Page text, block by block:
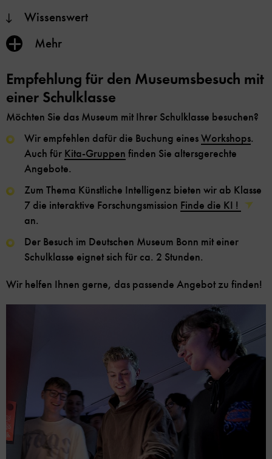
Wissenswert
Inhalt
anzeigen/verbergen
Mehr
Empfehlung für den Museumsbesuch mit
einer Schulklasse
Möchten Sie das Museum mit Ihrer Schulklasse besuchen?
Wir empfehlen dafür die Buchung einesWorkshops.
Auch für Kita-Gruppen finden Sie altersgerechte
Angebote.
Zum Thema Künstliche Intelligenz bieten wir ab Klasse
7 die interaktive Forschungsmission Finde die KI !
an.
Der Besuch im Deutschen Museum Bonn mit einer
Schulklasse eignet sich für ca. 2 Stunden.
Wir helfen Ihnen gerne, das passende Angebot zu finden!